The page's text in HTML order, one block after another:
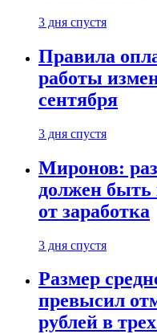
3 дня спустя
Правила
работы
сентября
3 дня спустя
Миронов:
должен быть
от заработка
3 дня спустя
Размер
превысил
рублей в